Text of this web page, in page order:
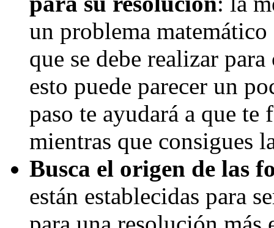
un problema
que se debe realizar
esto puede parecer un
paso te ayudará a que
mientras que consigues
Busca el origen de las
están establecidas para